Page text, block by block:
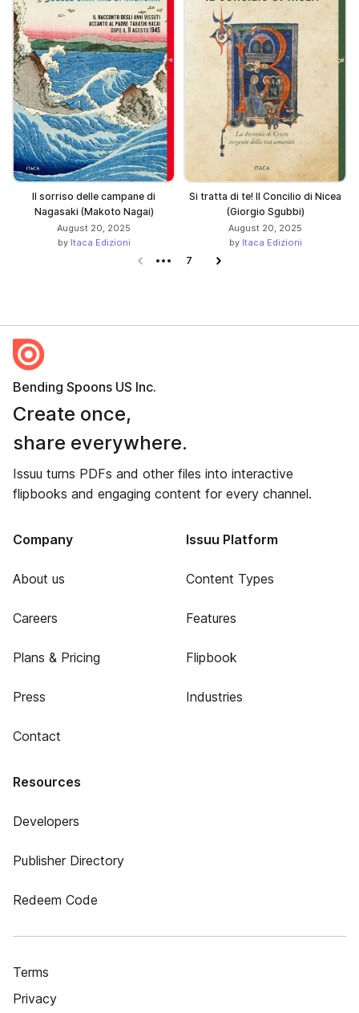
Il sorriso delle campane di
Nagasaki (Makoto Nagai)
August 20, 2025
by Itaca Edizioni
Si tratta di te! Il Concilio di Nicea
(Giorgio Sgubbi)
August 20, 2025
by Itaca Edizioni
Previous page
7 Next page
Bending Spoons US Inc.
Create once,
share everywhere.
Issuu turns PDFs and other files into interactive
flipbooks and engaging content for every channel.
Company
About us
Careers
Plans & Pricing
Press
Contact
Issuu Platform
Content Types
Features
Flipbook
Industries
Resources
Developers
Publisher Directory
Redeem Code
Terms
Privacy